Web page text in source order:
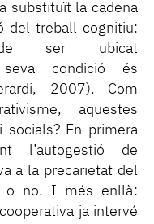
substituït la cadena
del treball cognitiu:
de ser ubicat
condició és
2007). Com
aquestes
socials? En primera
l’autogestió de
a la precarietat del
o no. I més enllà:
ja intervé